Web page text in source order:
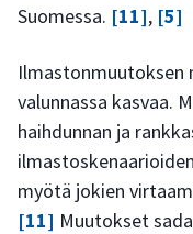
Suomessa. [11], [5]
Ilmastonmuutoksen
valunnassa kasvaa.
haihdunnan ja
myötä jokien
[11] Muutokset